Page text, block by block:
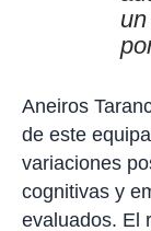
Aneiros
de este
variaciones
cognitivas y
evaluados. El